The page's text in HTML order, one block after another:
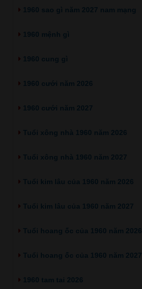
1960 sao gì năm 2027 nam mạng
1960 mệnh gì
1960 cung gì
1960 cưới năm 2026
1960 cưới năm 2027
Tuổi xông nhà 1960 năm 2026
Tuổi xông nhà 1960 năm 2027
Tuổi kim lâu của 1960 năm 2026
Tuổi kim lâu của 1960 năm 2027
Tuổi hoang ốc của 1960 năm 2026
Tuổi hoang ốc của 1960 năm 2027
1960 tam tai 2026